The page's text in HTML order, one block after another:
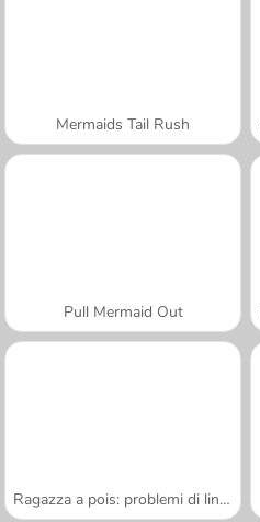
Mermaids Tail Rush
Pull Mermaid Out
Ragazza a pois: problemi di lingua